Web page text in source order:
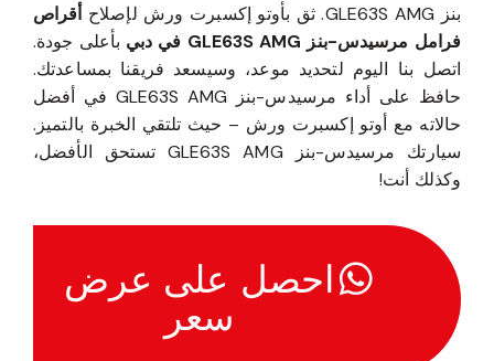
بنز GLE63S AMG. ثق بأوتو إكسبرت ورش لإصلاح
أقراص
فرامل مرسيدس-بنز GLE63S AMG في دبي
بأعلى جودة.
اتصل بنا اليوم لتحديد موعد، وسيسعد فريقنا بمساعدتك.
حافظ على أداء مرسيدس-بنز GLE63S AMG في أفضل
حالاته مع أوتو إكسبرت ورش – حيث تلتقي الخبرة بالتميز.
سيارتك مرسيدس-بنز GLE63S AMG تستحق الأفضل،
وكذلك أنت!
احصل على عرض
سعر